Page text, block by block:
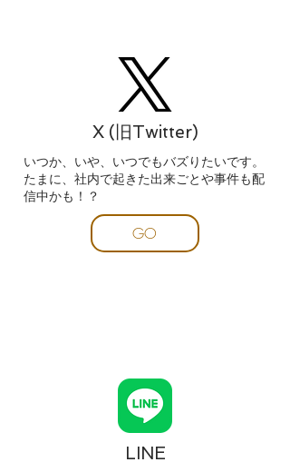
X (旧Twitter)
いつか、いや、いつでもバズりたいです。
たまに、社内で起きた出来ごとや事件も配
信中かも！？
GO
LINE